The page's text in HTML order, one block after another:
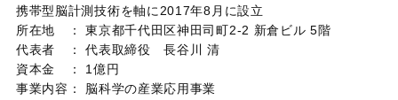
携帯型脳計測技術を軸に2017年8月に設立
所在地 ： 東京都千代田区神田司町2-2 新倉ビル 5階
代表者 ： 代表取締役 長谷川 清
資本金 ： 1億円
事業内容： 脳科学の産業応用事業